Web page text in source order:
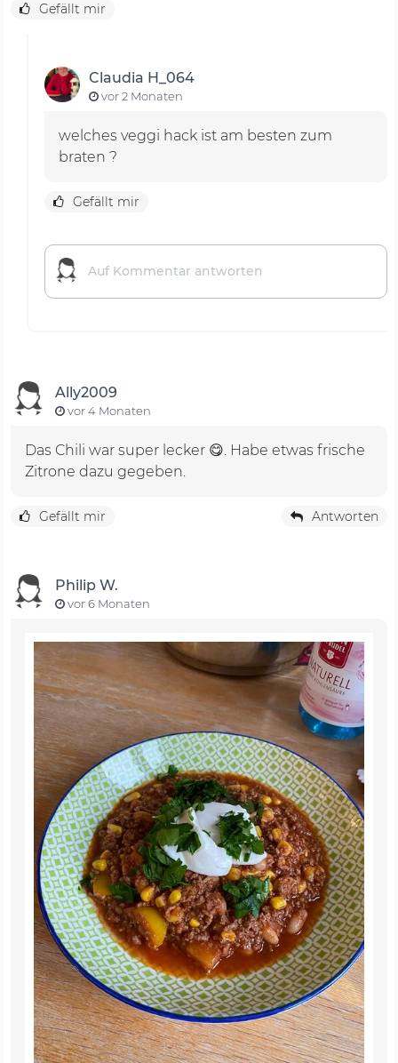
Gefällt mir
Claudia H_064
vor 2 Monaten
welches veggi hack ist am besten zum
braten ?
Gefällt mir
Ally2009
vor 4 Monaten
Das Chili war super lecker 😋. Habe etwas frische
Zitrone dazu gegeben.
Gefällt mir Antworten
Philip W.
vor 6 Monaten